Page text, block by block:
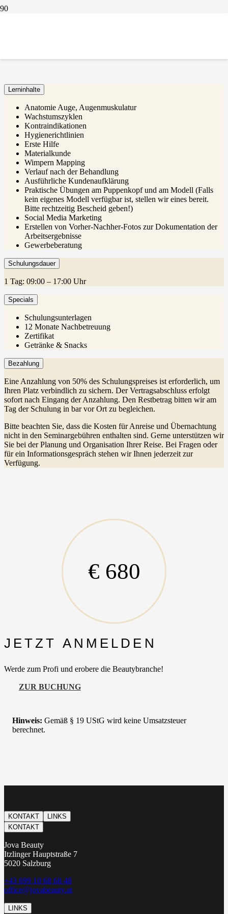
Lerninhalte
Anatomie Auge, Augenmuskulatur
Wachstumszyklen
Kontraindikationen
Hygienerichtlinien
Erste Hilfe
Materialkunde
Wimpern Mapping
Verlauf nach der Behandlung
Ausführliche Kundenaufklärung
Praktische Übungen am Puppenkopf und am Modell (Falls
kein eigenes Modell verfügbar ist, stellen wir eines bereit.
Bitte rechtzeitig Bescheid geben!)
Social Media Marketing
Erstellen von Vorher-Nachher-Fotos zur Dokumentation der
Arbeitsergebnisse
Gewerbeberatung
Schulungsdauer
1 Tag: 09:00 – 17:00 Uhr
Specials
Schulungsunterlagen
12 Monate Nachbetreuung
Zertifikat
Getränke & Snacks
Bezahlung
Eine Anzahlung von 50% des Schulungspreises ist erforderlich, um
Ihren Platz verbindlich zu sichern. Der Vertragsabschluss erfolgt
sofort nach Eingang der Anzahlung. Den Restbetrag bitten wir am
Tag der Schulung in bar vor Ort zu begleichen.
Bitte beachten Sie, dass die Kosten für Anreise und Übernachtung
nicht in den Seminargebühren enthalten sind. Gerne unterstützen wir
Sie bei der Planung und Organisation Ihrer Reise. Bei Fragen oder
für ein Informationsgespräch stehen wir Ihnen jederzeit zur
Verfügung.
€ 680
JETZT ANMELDEN
Werde zum Profi und erobere die Beautybranche!
ZUR BUCHUNG
Hinweis: Gemäß § 19 UStG wird keine Umsatzsteuer
berechnet.
KONTAKT
LINKS
KONTAKT
Jova Beauty
Itzlinger Hauptstraße 7
5020 Salzburg
+43 699 10 68 68 48
office@jovabeauty.at
LINKS